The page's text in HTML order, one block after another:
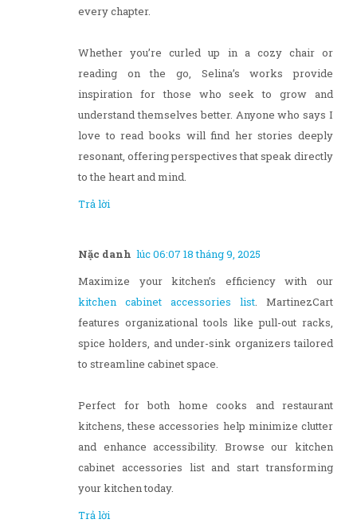
every chapter.
Whether you’re curled up in a cozy chair or
reading on the go, Selina’s works provide
inspiration for those who seek to grow and
understand themselves better. Anyone who says I
love to read books will find her stories deeply
resonant, offering perspectives that speak directly
to the heart and mind.
Trả lời
Nặc danh lúc 06:07 18 tháng 9, 2025
Maximize your kitchen’s efficiency with our
kitchen cabinet accessories list. MartinezCart
features organizational tools like pull-out racks,
spice holders, and under-sink organizers tailored
to streamline cabinet space.
Perfect for both home cooks and restaurant
kitchens, these accessories help minimize clutter
and enhance accessibility. Browse our kitchen
cabinet accessories list and start transforming
your kitchen today.
Trả lời